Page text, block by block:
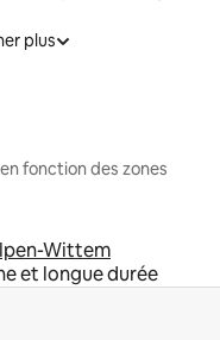
plus
fonction des zones
Wittem
et longue durée